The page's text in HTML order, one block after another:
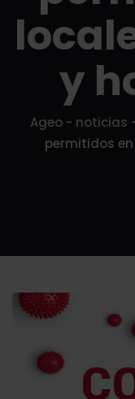
y
Ageo - noticias
permitidos